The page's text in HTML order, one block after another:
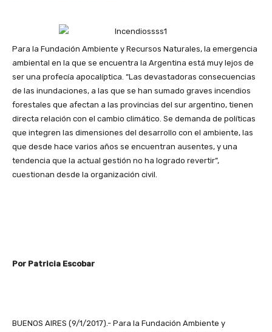
Para la Fundación Ambiente y Recursos Naturales, la emergencia
ambiental en la que se encuentra la Argentina está muy lejos de
ser una profecía apocalíptica. “Las devastadoras consecuencias
de las inundaciones, a las que se han sumado graves incendios
forestales que afectan a las provincias del sur argentino, tienen
directa relación con el cambio climático. Se demanda de políticas
que integren las dimensiones del desarrollo con el ambiente, las
que desde hace varios años se encuentran ausentes, y una
tendencia que la actual gestión no ha logrado revertir”,
cuestionan desde la organización civil.
Por Patricia Escobar
BUENOS AIRES (9/1/2017).- Para la Fundación Ambiente y